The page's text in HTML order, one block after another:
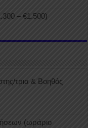
– €1.500)
τρια & Βοηθός
(ωράριο